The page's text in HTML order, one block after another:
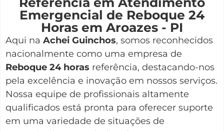
Emergencial de Reboque 24
Horas em Aroazes - PI
Aqui na Achei Guinchos, somos reconhecidos
nacionalmente como uma empresa de
Reboque 24 horas referência, destacando-nos
pela excelência e inovação em nossos serviços.
Nossa equipe de profissionais altamente
qualificados está pronta para oferecer suporte
em uma variedade de situações de